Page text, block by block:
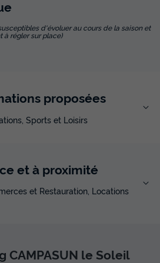
- Mobil home
2
Réfrigérateur
Salon de jardin
444 €
d'évoluer au cours de la saison et
à régler sur place)
proposées
Sports et Loisirs
et à proximité
et Restauration, Locations
CAMPASUN le Soleil